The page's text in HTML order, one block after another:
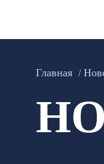
Главная